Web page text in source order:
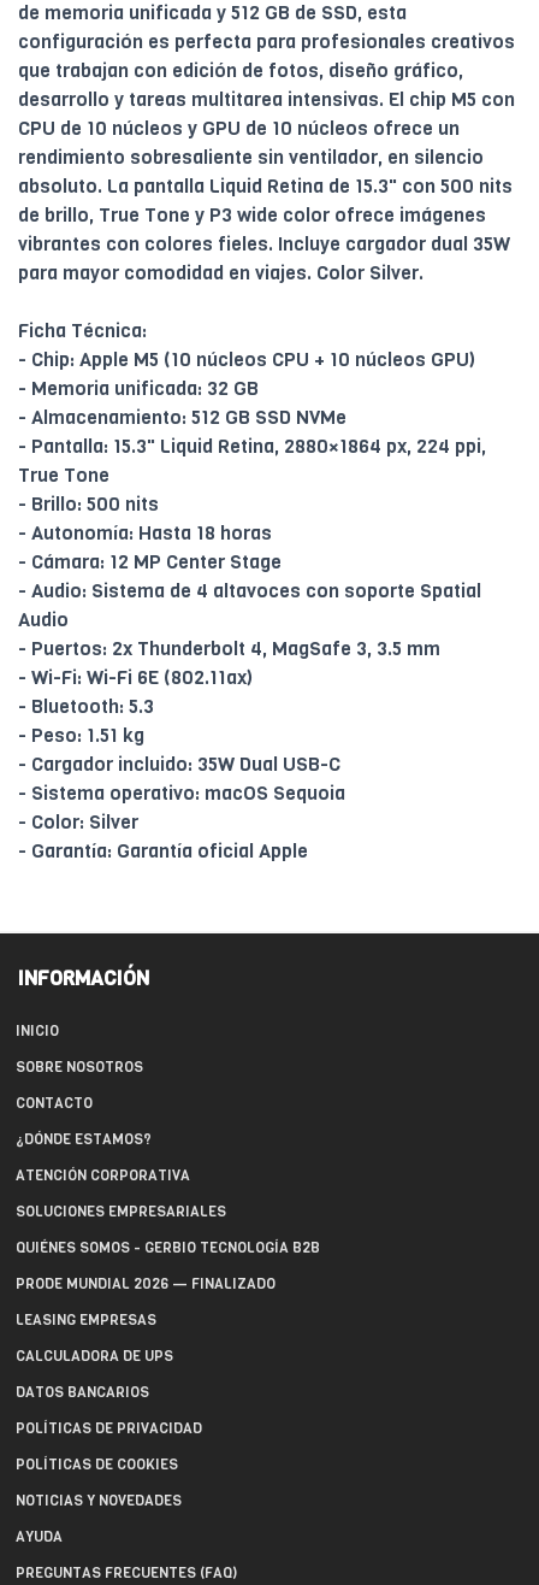
de memoria unificada y 512 GB de SSD, esta
configuración es perfecta para profesionales creativos
que trabajan con edición de fotos, diseño gráfico,
desarrollo y tareas multitarea intensivas. El chip M5 con
CPU de 10 núcleos y GPU de 10 núcleos ofrece un
rendimiento sobresaliente sin ventilador, en silencio
absoluto. La pantalla Liquid Retina de 15.3" con 500 nits
de brillo, True Tone y P3 wide color ofrece imágenes
vibrantes con colores fieles. Incluye cargador dual 35W
para mayor comodidad en viajes. Color Silver.
Ficha Técnica:
- Chip: Apple M5 (10 núcleos CPU + 10 núcleos GPU)
- Memoria unificada: 32 GB
- Almacenamiento: 512 GB SSD NVMe
- Pantalla: 15.3" Liquid Retina, 2880×1864 px, 224 ppi,
True Tone
- Brillo: 500 nits
- Autonomía: Hasta 18 horas
- Cámara: 12 MP Center Stage
- Audio: Sistema de 4 altavoces con soporte Spatial
Audio
- Puertos: 2x Thunderbolt 4, MagSafe 3, 3.5 mm
- Wi-Fi: Wi-Fi 6E (802.11ax)
- Bluetooth: 5.3
- Peso: 1.51 kg
- Cargador incluido: 35W Dual USB-C
- Sistema operativo: macOS Sequoia
- Color: Silver
- Garantía: Garantía oficial Apple
INFORMACIÓN
INICIO
SOBRE NOSOTROS
CONTACTO
¿DÓNDE ESTAMOS?
ATENCIÓN CORPORATIVA
SOLUCIONES EMPRESARIALES
QUIÉNES SOMOS - GERBIO TECNOLOGÍA B2B
PRODE MUNDIAL 2026 — FINALIZADO
LEASING EMPRESAS
CALCULADORA DE UPS
DATOS BANCARIOS
POLÍTICAS DE PRIVACIDAD
POLÍTICAS DE COOKIES
NOTICIAS Y NOVEDADES
AYUDA
PREGUNTAS FRECUENTES (FAQ)